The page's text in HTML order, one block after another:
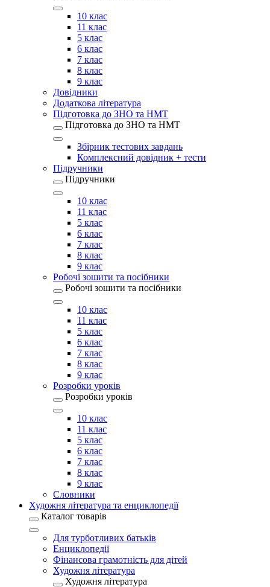
10 клас
11 клас
5 клас
6 клас
7 клас
8 клас
9 клас
Довідники
Додаткова література
Підготовка до ЗНО та НМТ
Підготовка до ЗНО та НМТ
Збірник тестових завдань
Комплексний довідник + тести
Підручники
Підручники
10 клас
11 клас
5 клас
6 клас
7 клас
8 клас
9 клас
Робочі зошити та посібники
Робочі зошити та посібники
10 клас
11 клас
5 клас
6 клас
7 клас
8 клас
9 клас
Розробки уроків
Розробки уроків
10 клас
11 клас
5 клас
6 клас
7 клас
8 клас
9 клас
Словники
Художня література та енциклопедії
Каталог товарів
Для турботливих батьків
Енциклопедії
Фінансова грамотність для дітей
Художня література
Художня література